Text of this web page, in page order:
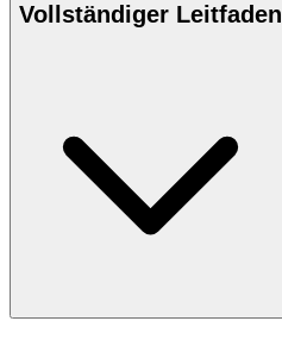
Vollständiger Leitfaden